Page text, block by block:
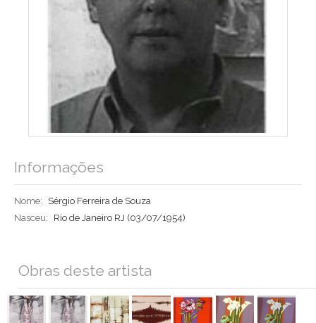
Informações
Nome:
Sérgio Ferreira de Souza
Nasceu:
Rio de Janeiro RJ (03/07/1954)
Obras deste artista